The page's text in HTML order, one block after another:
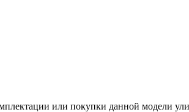
или покупки данной модели